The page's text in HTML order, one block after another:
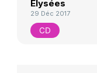
Elysées
29 Déc 2017
CD